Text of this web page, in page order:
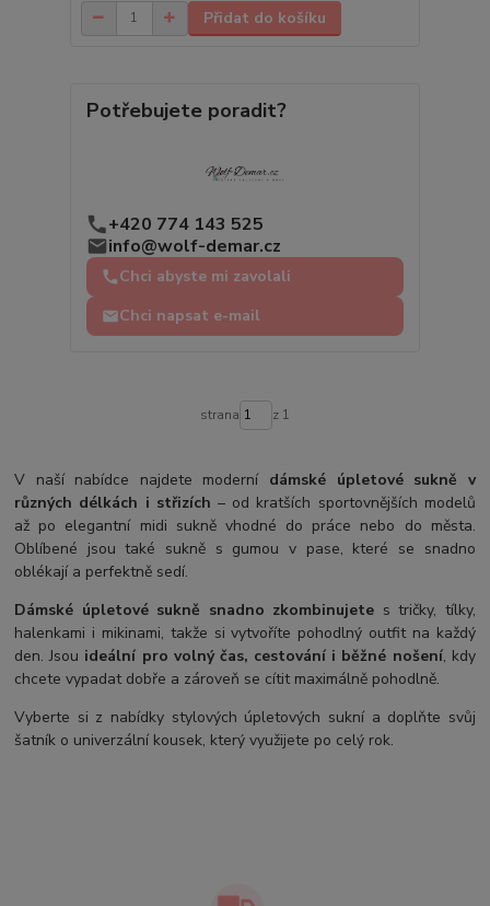
Přidat do košíku
Potřebujete poradit?
+420 774 143 525
info@wolf-demar.cz
Chci abyste mi zavolali
Chci napsat e-mail
strana z 1
V naší nabídce najdete moderní dámské úpletové sukně v
různých délkách i střizích – od kratších sportovnějších modelů
až po elegantní midi sukně vhodné do práce nebo do města.
Oblíbené jsou také sukně s gumou v pase, které se snadno
oblékají a perfektně sedí.
Dámské úpletové sukně snadno zkombinujete s tričky, tílky,
halenkami i mikinami, takže si vytvoříte pohodlný outfit na každý
den. Jsou ideální pro volný čas, cestování i běžné nošení, kdy
chcete vypadat dobře a zároveň se cítit maximálně pohodlně.
Vyberte si z nabídky stylových úpletových sukní a doplňte svůj
šatník o univerzální kousek, který využijete po celý rok.